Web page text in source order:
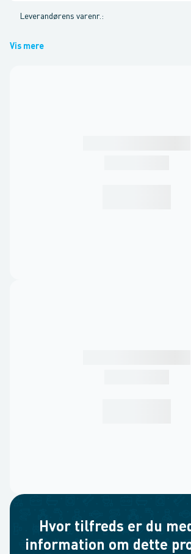
Leverandørens varenr. :
Vis mere
Hvor tilfreds er du
information om dette